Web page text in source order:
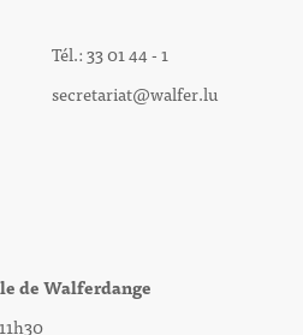
Tél.: 33 01 44 - 1
secretariat@walfer.lu
de Walferdange